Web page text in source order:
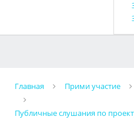
Главная Прими участие
Публичные слушания по